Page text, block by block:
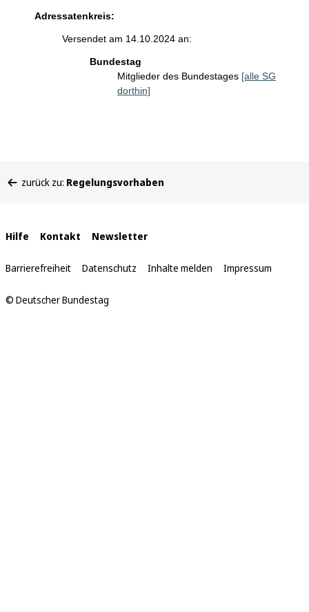
Adressatenkreis:
Versendet am 14.10.2024 an:
Bundestag
Mitglieder des Bundestages [alle SG
dorthin]
befinden
zurück zu: Regelungsvorhaben
Interne
Links
Hilfe Kontakt Newsletter
Barrierefreiheit Datenschutz Inhalte melden Impressum
© Deutscher Bundestag